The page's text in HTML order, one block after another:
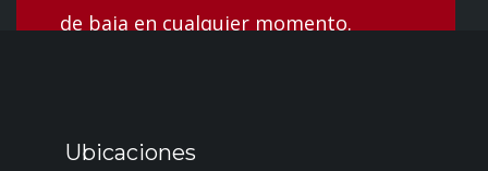
de baja en cualquier momento.
Ubicaciones